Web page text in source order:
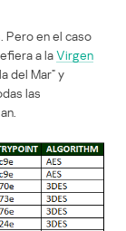
Pero en el caso
a laVirgen
del Mar” y
las